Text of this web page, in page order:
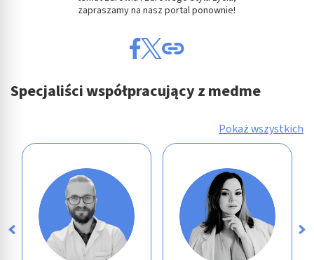
zapraszamy na nasz portal ponownie!
Specjaliści współpracujący z medme
Pokaż wszystkich